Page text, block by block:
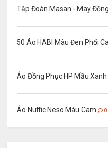
Tập Đoàn Masan - May
50 Áo HABI Màu Đen Phối
Áo Đồng Phục HP Mầu Xanh
Áo Nuffic Neso Màu Cam 0